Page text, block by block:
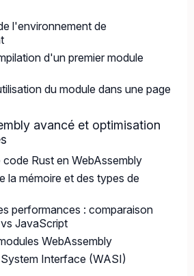
l'environnement de
d'un premier module
du module dans une page
avancé et optimisation
code Rust en WebAssembly
la mémoire et des types de
performances : comparaison
JavaScript
WebAssembly
Interface (WASI)